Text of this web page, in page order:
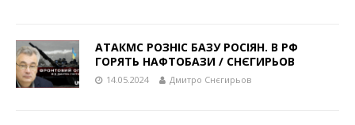
АТАКМС РОЗНІС БАЗУ РОСІЯН. В РФ
ГОРЯТЬ НАФТОБАЗИ / СНЄГИРЬОВ
14.05.2024 Дмитро Снєгирьов